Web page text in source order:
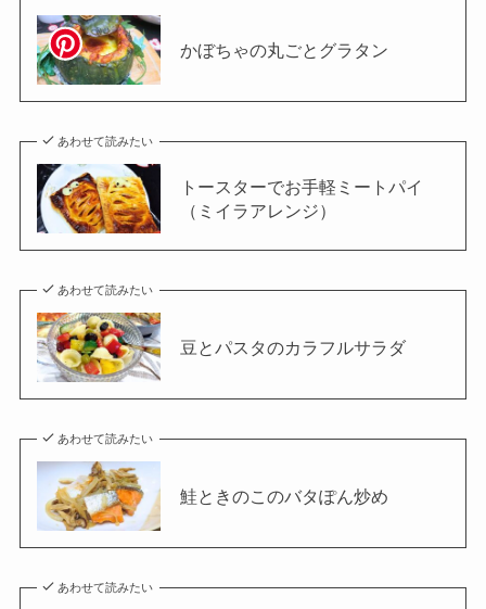
かぼちゃの丸ごとグラタン
あわせて読みたい
トースターでお手軽ミートパイ
（ミイラアレンジ）
あわせて読みたい
豆とパスタのカラフルサラダ
あわせて読みたい
鮭ときのこのバタぽん炒め
あわせて読みたい